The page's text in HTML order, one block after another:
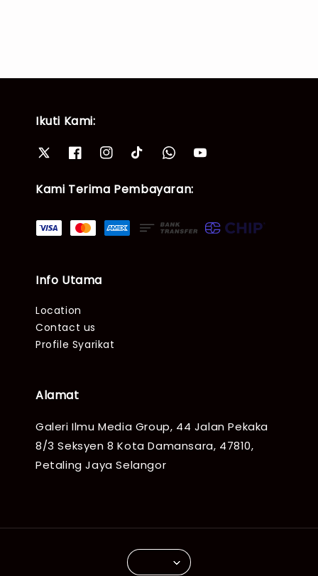
Ikuti Kami:
Kami Terima Pembayaran:
Info Utama
Location
Contact us
Profile Syarikat
Alamat
Galeri Ilmu Media Group, 44 Jalan Pekaka
8/3 Seksyen 8 Kota Damansara, 47810,
Petaling Jaya Selangor